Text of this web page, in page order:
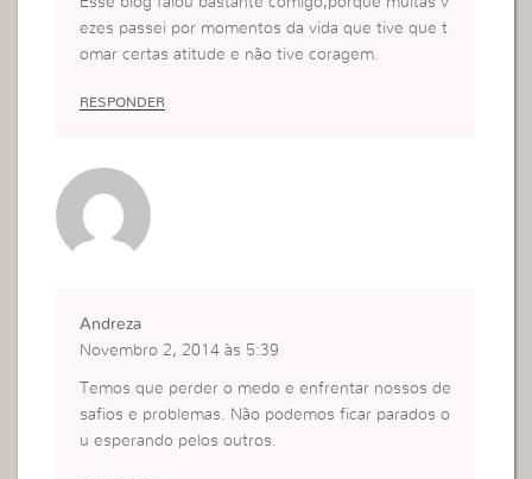
ezes passei por momentos da vida que tive que t
omar certas atitude e não tive coragem.
RESPONDER
Andreza
Novembro 2, 2014 às 5:39
Temos que perder o medo e enfrentar nossos de
safios e problemas. Não podemos ficar parados o
u esperando pelos outros.